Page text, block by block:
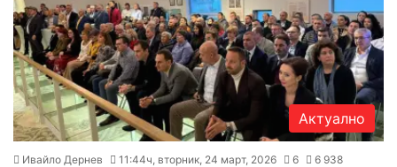
Актуално
Ивайло Дернев 11:44ч, вторник, 24 март, 2026 6 6 938